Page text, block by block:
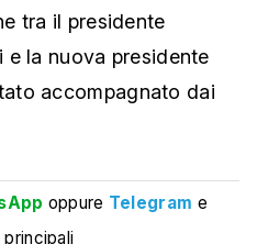
tra il presidente
la nuova presidente
accompagnato dai
oppure Telegram e